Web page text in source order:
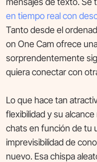
en tiempo real con
Tanto desde el
on One Cam ofrece
sorprendentemente
quiera conectar con
Lo que hace tan
flexibilidad y su
chats en función de tu
imprevisibilidad de
nuevo. Esa chispa